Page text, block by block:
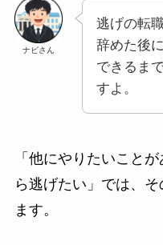
ナビさん
逃げの転
辞めた後
できるま
すよ。
「他にやりたいこと
ら逃げたい」では、
ます。